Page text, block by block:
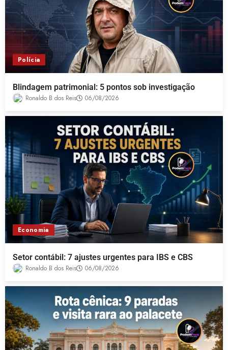
Polícia
Blindagem patrimonial: 5 pontos sob investigação
Ronaldo B dos Reis 06/08/2026
Economia
Setor contábil: 7 ajustes urgentes para IBS e CBS
Ronaldo B dos Reis 06/08/2026